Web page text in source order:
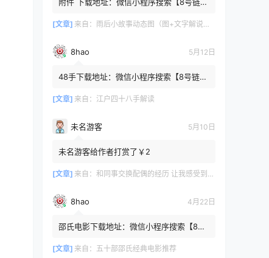
或保存下方二维码微信里...
[文章] 来自： 雨后小故事动态图（图+文字解说版）
8hao 5月12日
48手下载地址：微信小程序搜索【8号链
或保存下方二维码微信里识别
[文章] 来自： 江户四十八手解读
未名游客 5月10日
未名游客给作者打赏了￥2
[文章] 来自： 和同事交换配偶的经历 让我感受到了从未有过的快乐
8hao 4月22日
邵氏电影下载地址：微信小程序搜索【8号
令或保存下方二维码微...
[文章] 来自： 五十部邵氏经典电影推荐